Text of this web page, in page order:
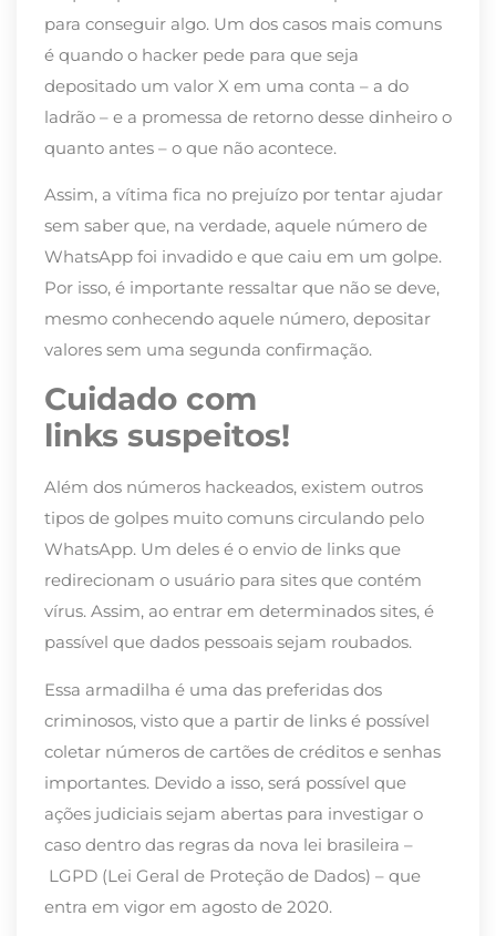
para conseguir algo. Um dos casos mais comuns
é quando o hacker pede para que seja
depositado um valor X em uma conta – a do
ladrão – e a promessa de retorno desse dinheiro o
quanto antes – o que não acontece.
Assim, a vítima fica no prejuízo por tentar ajudar
sem saber que, na verdade, aquele número de
WhatsApp foi invadido e que caiu em um golpe.
Por isso, é importante ressaltar que não se deve,
mesmo conhecendo aquele número, depositar
valores sem uma segunda confirmação.
Cuidado com
links suspeitos!
Além dos números hackeados, existem outros
tipos de golpes muito comuns circulando pelo
WhatsApp. Um deles é o envio de links que
redirecionam o usuário para sites que contém
vírus. Assim, ao entrar em determinados sites, é
passível que dados pessoais sejam roubados.
Essa armadilha é uma das preferidas dos
criminosos, visto que a partir de links é possível
coletar números de cartões de créditos e senhas
importantes. Devido a isso, será possível que
ações judiciais sejam abertas para investigar o
caso dentro das regras da nova lei brasileira –
L GPD (Lei Geral de Proteção de Dados) – que
entra em vigor em agosto de 2020.